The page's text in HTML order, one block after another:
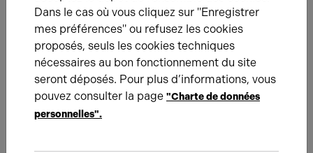
Ma Clôture Saniez se développe à Saint-Quentin
Notre agence a récemment accompagné l’enseigne Ma
Clôture Saniez, spécialiste de l’aménagement d’extérieurs
depuis plus de 40 ans, dans la location d’un local
commercial de 225 m² au cœur de la ZAC de la Vallée à
Saint-Quentin.
Dans le cas où vous cliquez sur "Enregistrer
mes préférences" ou refusez les cookies
proposés, seuls les cookies techniques
nécessaires au bon fonctionnement du site
seront déposés. Pour plus d’informations, vous
pouvez consulter la page "Charte de données
personnelles".